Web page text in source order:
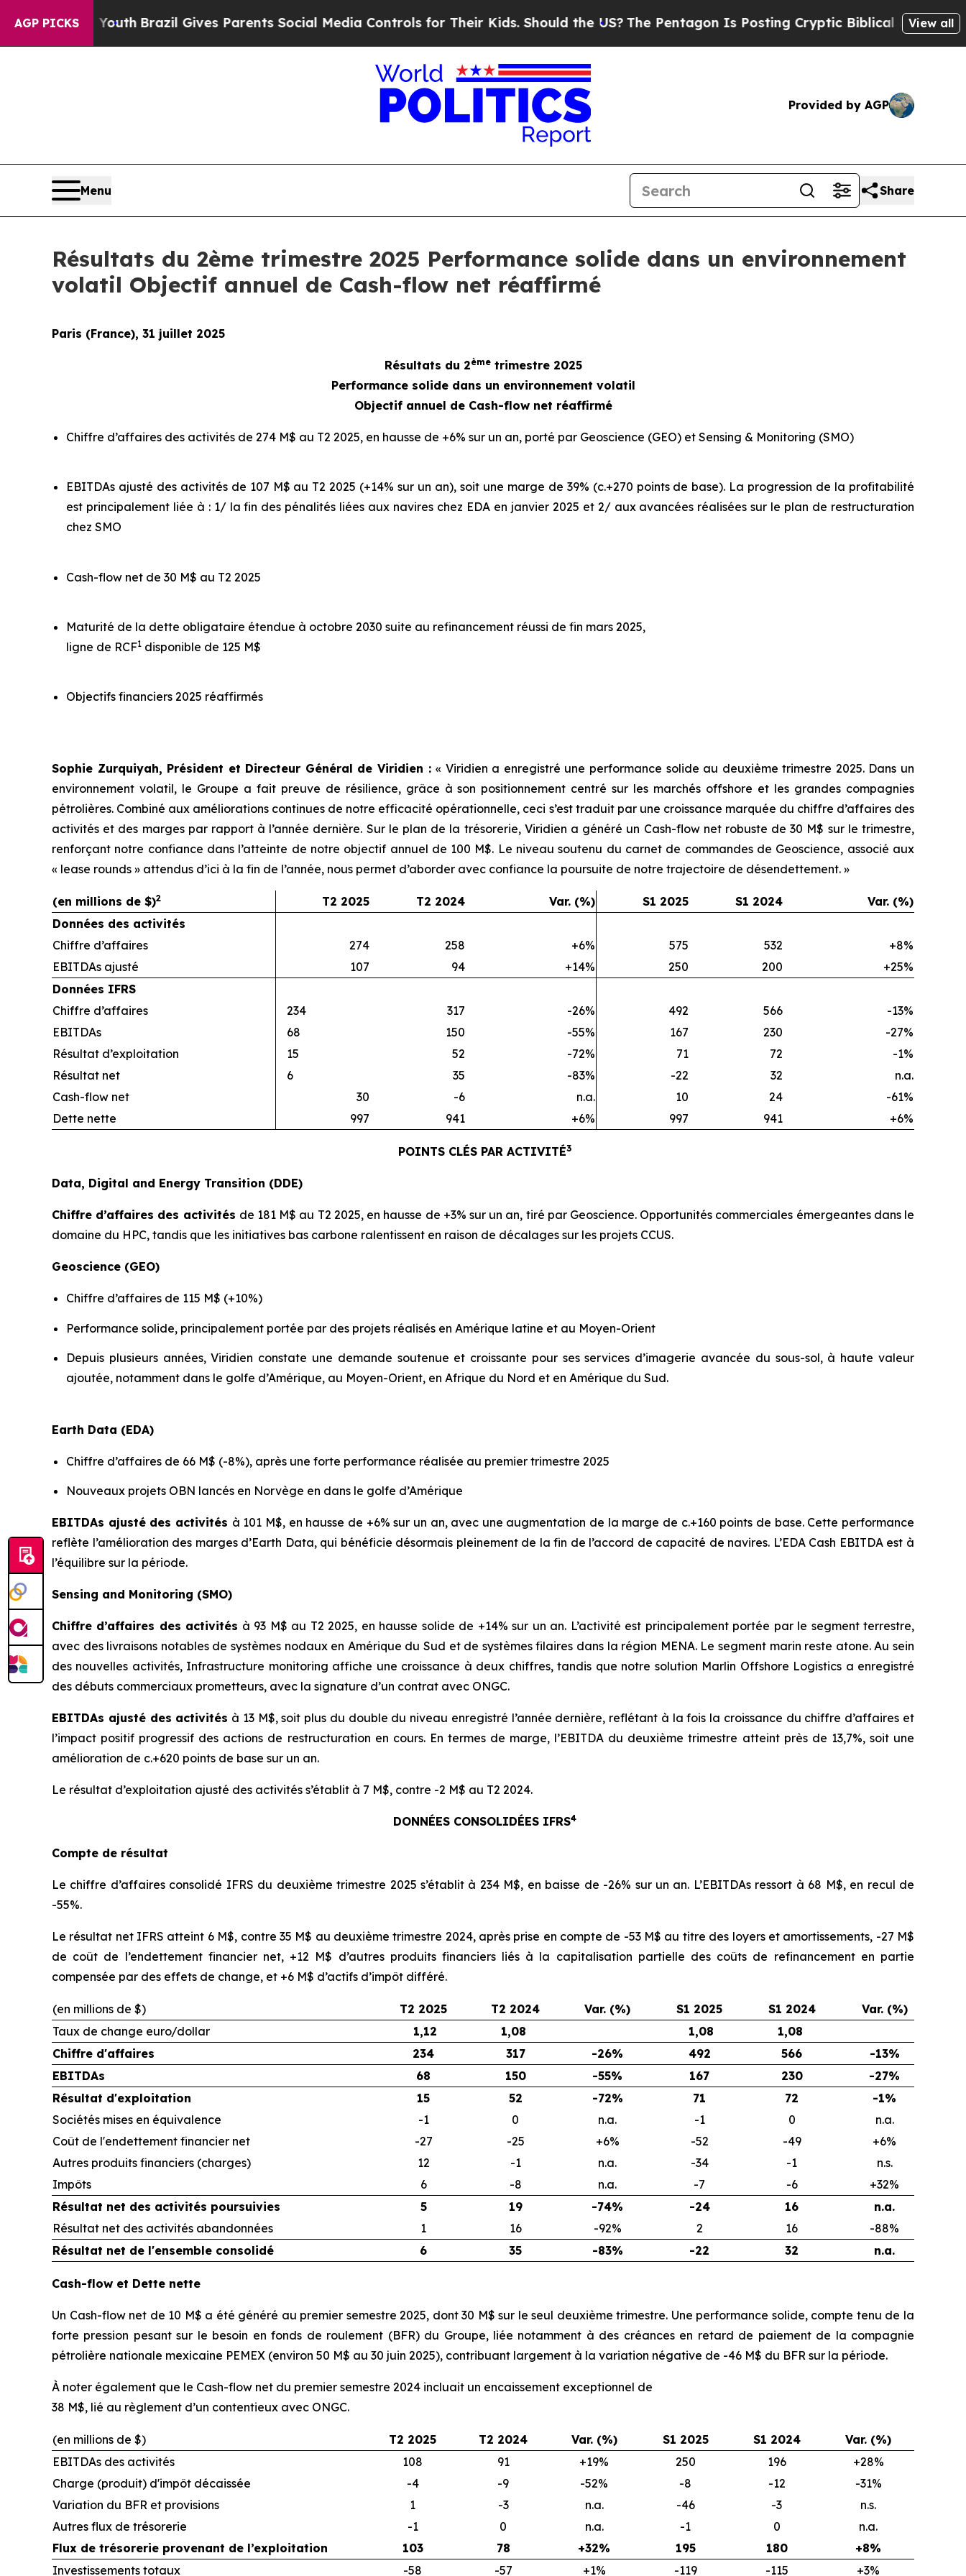
AGP PICKS
YouthBrazil Gives Parents Social Media Controls for Their Kids. Should the US?The Pentagon Is Posting Cryptic Biblical Messages on Social
View all
Provided by AGP
Menu Share
Résultats du 2ème trimestre 2025 Performance solide dans un environnement
volatil Objectif annuel de Cash-flow net réaffirmé
Paris (France), 31 juillet 2025
Résultats du 2èmetrimestre 2025
Performance solide dans un environnement volatil
Objectif annuel de Cash-flow net réaffirmé
Chiffre d’affaires des activités de 274 M$ au T2 2025, en hausse de +6% sur un an, porté par Geoscience (GEO) et Sensing & Monitoring (SMO)
EBITDAs ajusté des activités de 107 M$ au T2 2025 (+14% sur un an), soit une marge de 39% (c.+270 points de base). La progression de la profitabilité
est principalement liée à : 1/ la fin des pénalités liées aux navires chez EDA en janvier 2025 et 2/ aux avancées réalisées sur le plan de restructuration
chez SMO
Cash-flow net de 30 M$ au T2 2025
Maturité de la dette obligataire étendue à octobre 2030 suite au refinancement réussi de fin mars 2025,
ligne de RCF1 disponible de 125 M$
Objectifs financiers 2025 réaffirmés
Sophie Zurquiyah, Président et Directeur Général de Viridien :« Viridien a enregistré une performance solide au deuxième trimestre 2025. Dans un
environnement volatil, le Groupe a fait preuve de résilience, grâce à son positionnement centré sur les marchés offshore et les grandes compagnies
pétrolières. Combiné aux améliorations continues de notre efficacité opérationnelle, ceci s’est traduit par une croissance marquée du chiffre d’affaires des
activités et des marges par rapport à l’année dernière. Sur le plan de la trésorerie, Viridien a généré un Cash-flow net robuste de 30 M$ sur le trimestre,
renforçant notre confiance dans l’atteinte de notre objectif annuel de 100 M$. Le niveau soutenu du carnet de commandes de Geoscience, associé aux
« lease rounds » attendus d’ici à la fin de l’année, nous permet d’aborder avec confiance la poursuite de notre trajectoire de désendettement. »
(en millions de $)2 T2 2025 T2 2024 Var. (%) S1 2025 S1 2024
Var. (%)
Données des activités
Chiffre d’affaires
274 258 +6% 575 532
+8%
EBITDAs ajusté
107 94 +14% 250 200
+25%
Données IFRS
Chiffre d’affaires
234 317 -26% 492 566
-13%
EBITDAs
68 150 -55% 167 230
-27%
Résultat d’exploitation
15 52 -72% 71 72
-1%
Résultat net
6 35 -83% -22 32
n.a.
Cash-flow net
30 -6 n.a. 10 24
-61%
Dette nette
997 941 +6% 997 941 +6%
POINTS CLÉS PAR ACTIVITÉ3
Data, Digital and Energy Transition (DDE)
Chiffre d’affaires des activités de 181 M$ au T2 2025, en hausse de +3% sur un an, tiré par Geoscience. Opportunités commerciales émergeantes dans le
domaine du HPC, tandis que les initiatives bas carbone ralentissent en raison de décalages sur les projets CCUS.
Geoscience (GEO)
Chiffre d’affaires de 115 M$ (+10%)
Performance solide, principalement portée par des projets réalisés en Amérique latine et au Moyen-Orient
Depuis plusieurs années, Viridien constate une demande soutenue et croissante pour ses services d’imagerie avancée du sous-sol, à haute valeur
ajoutée, notamment dans le golfe d’Amérique, au Moyen-Orient, en Afrique du Nord et en Amérique du Sud.
Earth Data (EDA)
Chiffre d’affaires de 66 M$ (-8%), après une forte performance réalisée au premier trimestre 2025
Nouveaux projets OBN lancés en Norvège en dans le golfe d’Amérique
EBITDAs ajusté des activités à 101 M$, en hausse de +6% sur un an, avec une augmentation de la marge de c.+160 points de base. Cette performance
reflète l’amélioration des marges d’Earth Data, qui bénéficie désormais pleinement de la fin de l’accord de capacité de navires. L’EDA Cash EBITDA est à
l’équilibre sur la période.
Sensing and Monitoring (SMO)
Chiffre d’affaires des activités à 93 M$ au T2 2025, en hausse solide de +14% sur un an. L’activité est principalement portée par le segment terrestre,
avec des livraisons notables de systèmes nodaux en Amérique du Sud et de systèmes filaires dans la région MENA. Le segment marin reste atone. Au sein
des nouvelles activités, Infrastructure monitoring affiche une croissance à deux chiffres, tandis que notre solution Marlin Offshore Logistics a enregistré
des débuts commerciaux prometteurs, avec la signature d’un contrat avec ONGC.
EBITDAs ajusté des activités à 13 M$, soit plus du double du niveau enregistré l’année dernière, reflétant à la fois la croissance du chiffre d’affaires et
l’impact positif progressif des actions de restructuration en cours. En termes de marge, l’EBITDA du deuxième trimestre atteint près de 13,7%, soit une
amélioration de c.+620 points de base sur un an.
Le résultat d’exploitation ajusté des activités s’établit à 7 M$, contre -2 M$ au T2 2024.
DONNÉES CONSOLIDÉES IFRS4
Compte de résultat
Le chiffre d’affaires consolidé IFRS du deuxième trimestre 2025 s’établit à 234 M$, en baisse de -26% sur un an. L’EBITDAs ressort à 68 M$, en recul de
-55%.
Le résultat net IFRS atteint 6 M$, contre 35 M$ au deuxième trimestre 2024, après prise en compte de -53 M$ au titre des loyers et amortissements, -27 M$
de coût de l’endettement financier net, +12 M$ d’autres produits financiers liés à la capitalisation partielle des coûts de refinancement en partie
compensée par des effets de change, et +6 M$ d’actifs d’impôt différé.
(en millions de $) T2 2025 T2 2024 Var. (%) S1 2025 S1 2024
Var. (%)
Taux de change euro/dollar
1,12 1,08 1,08
1,08
Chiffre d'affaires
234 317 -26% 492 566
-13%
EBITDAs
68 150 -55% 167 230
-27%
Résultat d'exploitation
15 52 -72% 71 72
-1%
Sociétés mises en équivalence
-1 0 n.a. -1 0
n.a.
Coût de l'endettement financier net
-27 -25 +6% -52 -49
+6%
Autres produits financiers (charges)
12 -1 n.a. -34 -1
n.s.
Impôts
6 -8 n.a. -7 -6
+32%
Résultat net des activités poursuivies
5 19 -74% -24 16
n.a.
Résultat net des activités abandonnées
1 16 -92% 2 16
-88%
Résultat net de l'ensemble consolidé
6 35 -83% -22 32 n.a.
Cash-flow et Dette nette
Un Cash-flow net de 10 M$ a été généré au premier semestre 2025, dont 30 M$ sur le seul deuxième trimestre. Une performance solide, compte tenu de la
forte pression pesant sur le besoin en fonds de roulement (BFR) du Groupe, liée notamment à des créances en retard de paiement de la compagnie
pétrolière nationale mexicaine PEMEX (environ 50 M$ au 30 juin 2025), contribuant largement à la variation négative de -46 M$ du BFR sur la période.
À noter également que le Cash-flow net du premier semestre 2024 incluait un encaissement exceptionnel de
38 M$, lié au règlement d’un contentieux avec ONGC.
(en millions de $) T2 2025 T2 2024 Var. (%) S1 2025 S1 2024
Var. (%)
EBITDAs des activités
108 91 +19% 250 196
+28%
Charge (produit) d'impôt décaissée
-4 -9 -52% -8 -12
-31%
Variation du BFR et provisions
1 -3 n.a. -46 -3
n.s.
Autres flux de trésorerie
-1 0 n.a. -1 0
n.a.
Flux de trésorerie provenant de l’exploitation
103 78 +32% 195 180
+8%
Investissements totaux
-58 -57 +1% -119 -115 +3%